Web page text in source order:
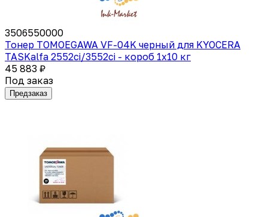
3506550000
Тонер TOMOEGAWA VF-04K черный для KYOCERA
TASKalfa 2552ci/3552ci - короб 1х10 кг
45 883 ₽
Под заказ
Предзаказ